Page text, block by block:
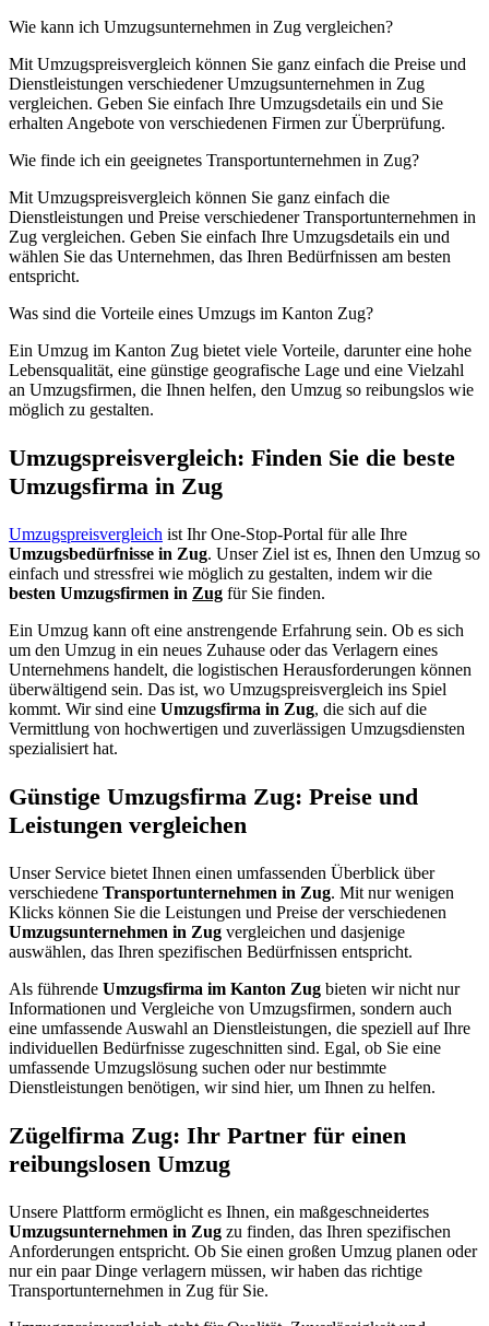
Wie kann ich Umzugsunternehmen in Zug vergleichen?
Mit Umzugspreisvergleich können Sie ganz einfach die Preise und
Dienstleistungen verschiedener Umzugsunternehmen in Zug
vergleichen. Geben Sie einfach Ihre Umzugsdetails ein und Sie
erhalten Angebote von verschiedenen Firmen zur Überprüfung.
Wie finde ich ein geeignetes Transportunternehmen in Zug?
Mit Umzugspreisvergleich können Sie ganz einfach die
Dienstleistungen und Preise verschiedener Transportunternehmen in
Zug vergleichen. Geben Sie einfach Ihre Umzugsdetails ein und
wählen Sie das Unternehmen, das Ihren Bedürfnissen am besten
entspricht.
Was sind die Vorteile eines Umzugs im Kanton Zug?
Ein Umzug im Kanton Zug bietet viele Vorteile, darunter eine hohe
Lebensqualität, eine günstige geografische Lage und eine Vielzahl
an Umzugsfirmen, die Ihnen helfen, den Umzug so reibungslos wie
möglich zu gestalten.
Umzugspreisvergleich: Finden Sie die beste
Umzugsfirma in Zug
Umzugspreisvergleich ist Ihr One-Stop-Portal für alle Ihre
Umzugsbedürfnisse in Zug. Unser Ziel ist es, Ihnen den Umzug so
einfach und stressfrei wie möglich zu gestalten, indem wir die
besten Umzugsfirmen in Zug für Sie finden.
Ein Umzug kann oft eine anstrengende Erfahrung sein. Ob es sich
um den Umzug in ein neues Zuhause oder das Verlagern eines
Unternehmens handelt, die logistischen Herausforderungen können
überwältigend sein. Das ist, wo Umzugspreisvergleich ins Spiel
kommt. Wir sind eine Umzugsfirma in Zug, die sich auf die
Vermittlung von hochwertigen und zuverlässigen Umzugsdiensten
spezialisiert hat.
Günstige Umzugsfirma Zug: Preise und
Leistungen vergleichen
Unser Service bietet Ihnen einen umfassenden Überblick über
verschiedene Transportunternehmen in Zug. Mit nur wenigen
Klicks können Sie die Leistungen und Preise der verschiedenen
Umzugsunternehmen in Zug vergleichen und dasjenige
auswählen, das Ihren spezifischen Bedürfnissen entspricht.
Als führende Umzugsfirma im Kanton Zug bieten wir nicht nur
Informationen und Vergleiche von Umzugsfirmen, sondern auch
eine umfassende Auswahl an Dienstleistungen, die speziell auf Ihre
individuellen Bedürfnisse zugeschnitten sind. Egal, ob Sie eine
umfassende Umzugslösung suchen oder nur bestimmte
Dienstleistungen benötigen, wir sind hier, um Ihnen zu helfen.
Zügelfirma Zug: Ihr Partner für einen
reibungslosen Umzug
Unsere Plattform ermöglicht es Ihnen, ein maßgeschneidertes
Umzugsunternehmen in Zug zu finden, das Ihren spezifischen
Anforderungen entspricht. Ob Sie einen großen Umzug planen oder
nur ein paar Dinge verlagern müssen, wir haben das richtige
Transportunternehmen in Zug für Sie.